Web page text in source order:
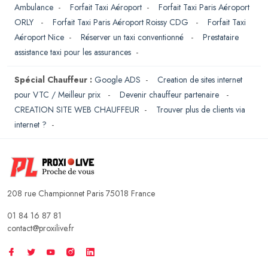
Ambulance - Forfait Taxi Aéroport - Forfait Taxi Paris Aéroport
ORLY
- Forfait Taxi Paris Aéroport Roissy CDG - Forfait Taxi
Aéroport Nice - Réserver un taxi conventionné - Prestataire
assistance taxi pour les assurances -
Spécial Chauffeur : Google ADS - Creation de sites internet
pour VTC / Meilleur prix
- Devenir chauffeur partenaire
-
CREATION SITE WEB CHAUFFEUR - Trouver plus de clients via
internet ? -
208 rue Championnet Paris 75018 France
01 84 16 87 81
contact@proxilive.fr